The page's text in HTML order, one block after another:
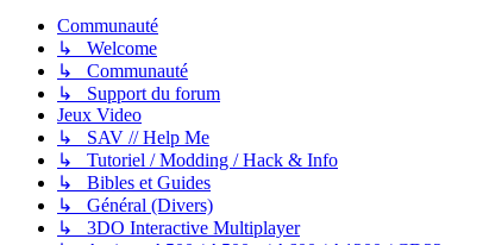
Communauté
↳ Welcome
↳ Communauté
↳ Support du forum
Jeux Video
↳ SAV // Help Me
↳ Tutoriel / Modding / Hack & Info
↳ Bibles et Guides
↳ Général (Divers)
↳ 3DO Interactive Multiplayer